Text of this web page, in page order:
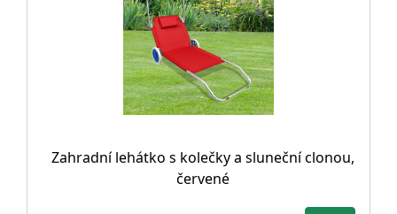
Zahradní lehátko s kolečky a sluneční clonou,
červené